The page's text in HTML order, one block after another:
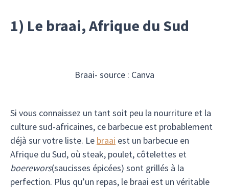
1) Le braai, Afrique du Sud
Braai- source : Canva
Si vous connaissez un tant soit peu la nourriture et la
culture sud-africaines, ce barbecue est probablement
déjà sur votre liste. Le braai est un barbecue en
Afrique du Sud, où steak, poulet, côtelettes et
boerewors(saucisses épicées) sont grillés à la
perfection. Plus qu’un repas, le braai est un véritable